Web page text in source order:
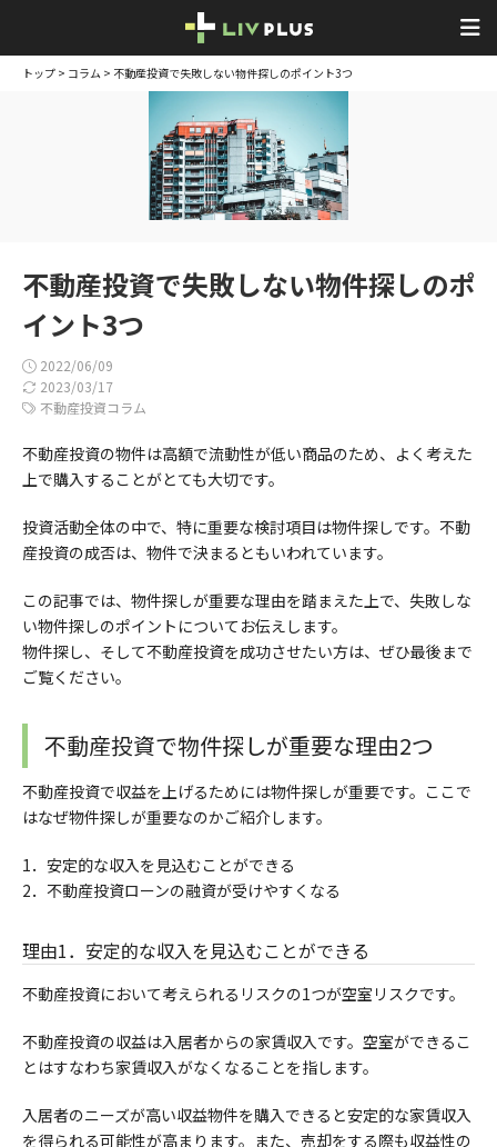
トップ > コラム > 不動産投資で失敗しない物件探しのポイント3つ
不動産投資で失敗しない物件探しのポ
イント3つ
2022/06/09
2023/03/17
不動産投資コラム
不動産投資の物件は高額で流動性が低い商品のため、よく考えた
上で購入することがとても大切です。
投資活動全体の中で、特に重要な検討項目は物件探しです。不動
産投資の成否は、物件で決まるともいわれています。
この記事では、物件探しが重要な理由を踏まえた上で、失敗しな
い物件探しのポイントについてお伝えします。
物件探し、そして不動産投資を成功させたい方は、ぜひ最後まで
ご覧ください。
不動産投資で物件探しが重要な理由2つ
不動産投資で収益を上げるためには物件探しが重要です。ここで
はなぜ物件探しが重要なのかご紹介します。
1．安定的な収入を見込むことができる
2． 不動産投資ローンの融資が受けやすくなる
理由1．安定的な収入を見込むことができる
不動産投資において考えられるリスクの1つが空室リスクです。
不動産投資の収益は入居者からの家賃収入です。空室ができるこ
とはすなわち家賃収入がなくなることを指します。
入居者のニーズが高い収益物件を購入できると安定的な家賃収入
を得られる可能性が高まります。また、売却をする際も収益性の